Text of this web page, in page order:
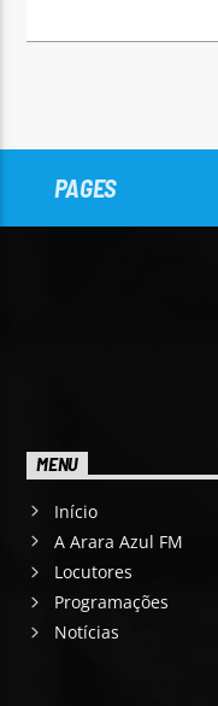
PAGES
MENU
Início
A Arara Azul FM
Locutores
Programações
Notícias